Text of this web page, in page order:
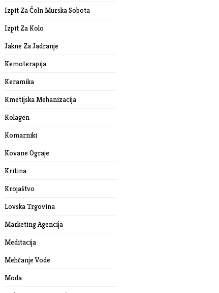
Izpit Za Čoln Murska Sobota
Izpit Za Kolo
Jakne Za Jadranje
Kemoterapija
Keramika
Kmetijska Mehanizacija
Kolagen
Komarniki
Kovane Ograje
Kritina
Krojaštvo
Lovska Trgovina
Marketing Agencija
Meditacija
Mehčanje Vode
Moda